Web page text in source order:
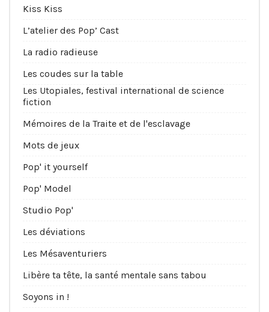
Kiss Kiss
L’atelier des Pop’ Cast
La radio radieuse
Les coudes sur la table
Les Utopiales, festival international de science
fiction
Mémoires de la Traite et de l'esclavage
Mots de jeux
Pop' it yourself
Pop' Model
Studio Pop'
Les déviations
Les Mésaventuriers
Libère ta tête, la santé mentale sans tabou
Soyons in !